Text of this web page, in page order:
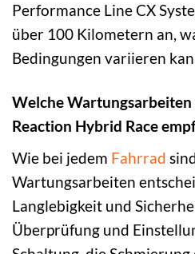
Performance Line CX
über 100 Kilometern an,
Bedingungen variieren
Welche Wartungsarbeiten
Reaction Hybrid Race
Wie bei jedem Fahrrad
Wartungsarbeiten
Langlebigkeit und
Überprüfung und